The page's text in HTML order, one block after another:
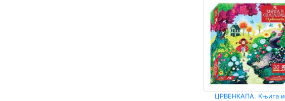
ЦРВЕНКАПА. Књига и